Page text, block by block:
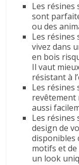
Les résines
sont
ou des
Les résines
vivez dans
en bois
Il vaut
résistant à
Les résines
revêtement
aussi
Les résines
design de
disponibles
motifs et
un look